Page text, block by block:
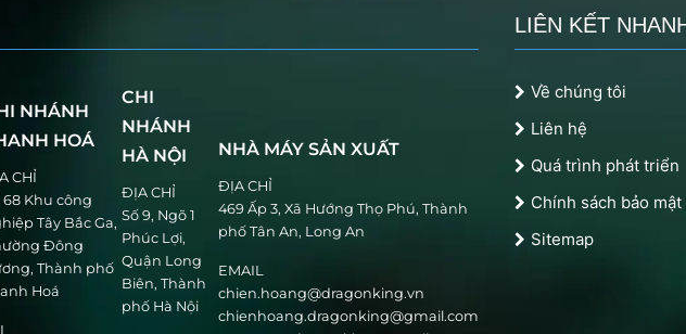
NHÁNH
HOÁ
CHỈ
68 Khu công
Tây Bắc Ga,
Đông
Thành phố
Hoá
CHI
NHÁNH
HÀ NỘI
ĐỊA CHỈ
Số 9, Ngõ 1
Phúc Lợi,
Quận Long
Biên, Thành
phố Hà Nội
NHÀ MÁY SẢN XUẤT
ĐỊA CHỈ
469 Ấp 3, Xã Hướng Thọ Phú, Thành
phố Tân An, Long An
EMAIL
chien.hoang@dragonking.vn
chienhoang.dragonking@gmail.com
LIÊN KẾT
Về chúng tôi
Liên hệ
Quá trình phát triển
Chính sách bảo mật
Sitemap